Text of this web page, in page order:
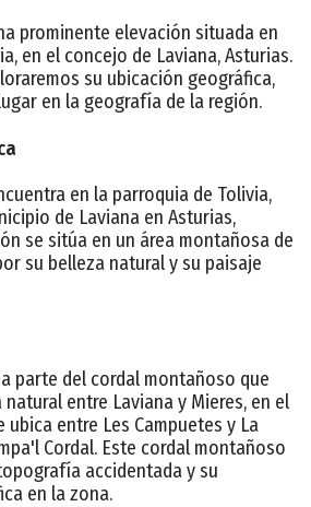
prominente elevación situada en
en el concejo de Laviana, Asturias.
su ubicación geográfica,
en la geografía de la región.
en la parroquia de Tolivia,
de Laviana en Asturias,
se sitúa en un área montañosa de
su belleza natural y su paisaje
parte del cordal montañoso que
entre Laviana y Mieres, en el
ubica entre Les Campuetes y La
Cordal. Este cordal montañoso
accidentada y su
en la zona.